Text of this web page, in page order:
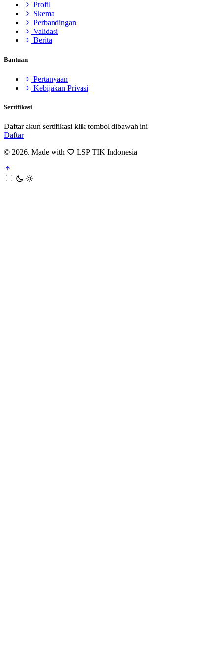
Profil
Skema
Perbandingan
Validasi
Berita
Bantuan
Pertanyaan
Kebijakan Privasi
Sertifikasi
Daftar akun sertifikasi klik tombol dibawah ini
Daftar
© 2026. Made with
LSP TIK Indonesia